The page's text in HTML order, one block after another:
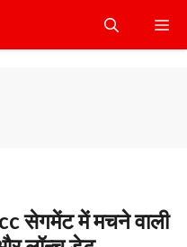
सेगमेंट में मचने वाली